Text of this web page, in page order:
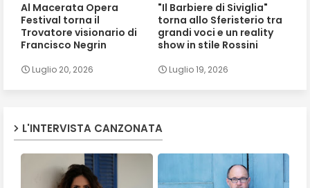
Al Macerata Opera
Festival torna il
Trovatore visionario di
Francisco Negrin
Luglio 20, 2026
"Il Barbiere di Siviglia"
torna allo Sferisterio tra
grandi voci e un reality
show in stile Rossini
Luglio 19, 2026
L'INTERVISTA CANZONATA